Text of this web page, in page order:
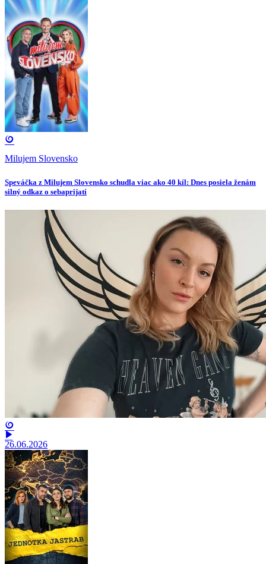
Milujem Slovensko
Speváčka z Milujem Slovensko schudla viac ako 40 kíl: Dnes posiela ženám
silný odkaz o sebaprijatí
26.06.2026